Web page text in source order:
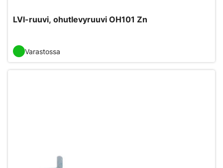
LVI-ruuvi, ohutlevyruuvi OH101 Zn
Varastossa